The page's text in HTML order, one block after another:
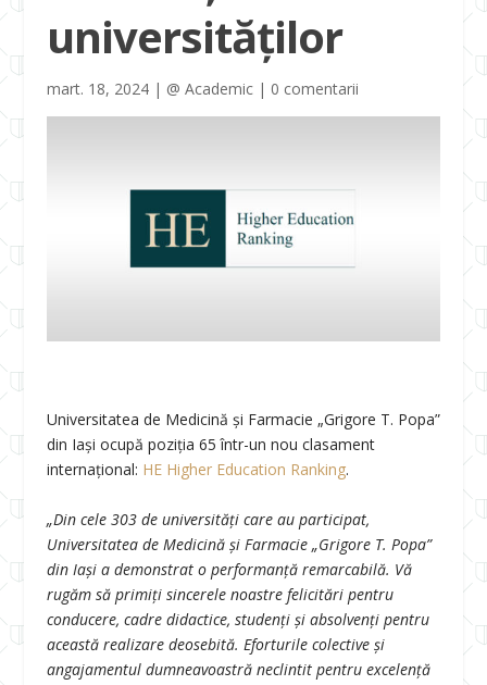
universităților
mart. 18, 2024| @ Academic| 0 comentarii
Universitatea de Medicină și Farmacie „Grigore T. Popa”
din Iași ocupă poziția 65 într-un nou clasament
internațional: HE Higher Education Ranking.
„Din cele 303 de universități care au participat,
Universitatea de Medicină și Farmacie „Grigore T. Popa”
din Iași a demonstrat o performanță remarcabilă. Vă
rugăm să primiți sincerele noastre felicitări pentru
conducere, cadre didactice, studenți și absolvenți pentru
această realizare deosebită. Eforturile colective și
angajamentul dumneavoastră neclintit pentru excelență